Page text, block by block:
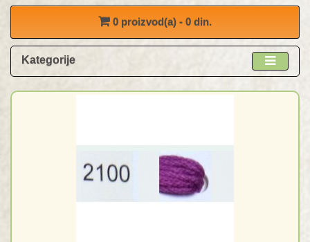
0 proizvod(a) - 0 din.
Kategorije